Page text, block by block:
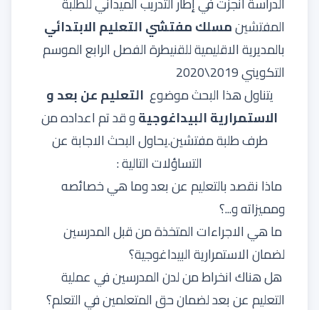
المفتشينمسلك مفتشي التعليم الابتدائي
بالمديرية الاقليمية للقنيطرة الفصل الرابع الموسم
التكويني 2019\2020
يتناول هذا البحث موضوع التعليم عن بعد و
الاستمرارية البيداغوجيةو قد تم اعداده من
طرف طلبة مفتشين.يحاول البحث الاجابة عن
التساؤلات التالية :
ماذا نقصدبالتعليم عن بعدوما هي خصائصه
ومميزاته و...؟
ما هي الاجراءات المتخذة من قبل المدرسين
لضمان الاستمرارية البيداغوجية؟
هل هناك انخراط من لدن المدرسين في عملية
التعليم عن بعد لضمان حق المتعلمين في التعلم؟